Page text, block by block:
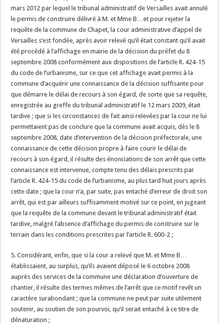
mars 2012 par lequel le tribunal administratif de Versailles avait annulé
le permis de construire délivré à M. et Mme B…et pour rejeter la
requête de la commune de Chapet, la cour administrative d’appel de
Versailles s’est fondée, après avoir relevé qu’il était constant qu’il avait
été procédé à l’affichage en mairie de la décision du préfet du 8
septembre 2008 conformément aux dispositions de l’article R. 424-15
du code de l’urbanisme, sur ce que cet affichage avait permis à la
commune d’acquérir une connaissance de la décision suffisante pour
que démarre le délai de recours à son égard, de sorte que sa requête,
enregistrée au greffe du tribunal administratif le 12 mars 2009, était
tardive ; que si les circonstances de fait ainsi relevées par la cour ne lui
permettaient pas de conclure que la commune avait acquis, dès le 8
septembre 2008, date d’intervention de la décision préfectorale, une
connaissance de cette décision propre à faire courir le délai de
recours à son égard, il résulte des énonciations de son arrêt que cette
connaissance est intervenue, compte tenu des délais prescrits par
l’article R. 424-15 du code de l’urbanisme, au plus tard huit jours après
cette date ; que la cour n’a, par suite, pas entaché d’erreur de droit son
arrêt, qui est par ailleurs suffisamment motivé sur ce point, en jugeant
que la requête de la commune devant le tribunal administratif était
tardive, malgré l’absence d’affichage du permis de construire sur le
terrain dans les conditions prescrites par l’article R. 600-2 ;
5. Considérant, enfin, que si la cour a relevé que M. et Mme B…
établissaient, au surplus, qu’ils avaient déposé le 6 octobre 2008
auprès des services de la commune une déclaration d’ouverture de
chantier, il résulte des termes mêmes de l’arrêt que ce motif revêt un
caractère surabondant ; que la commune ne peut par suite utilement
soutenir, au soutien de son pourvoi, qu’il serait entaché à ce titre de
dénaturation ;